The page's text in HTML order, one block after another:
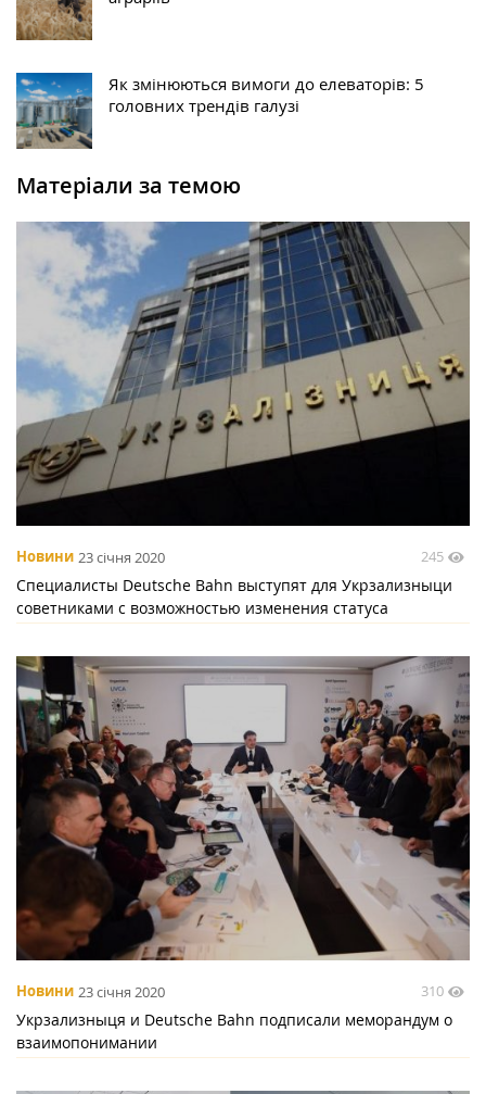
Як змінюються вимоги до елеваторів: 5
головних трендів галузі
Матеріали за темою
Новини 23 січня 2020 245
Специалисты Deutsche Bahn выступят для Укрзализныци
советниками с возможностью изменения статуса
Новини 23 січня 2020 310
Укрзализныця и Deutsche Bahn подписали меморандум о
взаимопонимании